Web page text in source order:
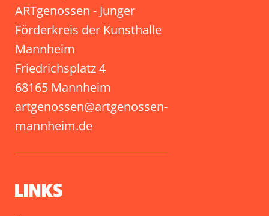
ARTgenossen - Junger
Förderkreis der Kunsthalle
Mannheim
Friedrichsplatz 4
68165 Mannheim
artgenossen@artgenossen-
mannheim.de